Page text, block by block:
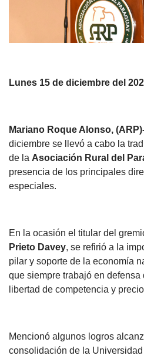
Lunes 15 de diciembre del
Mariano Roque Alonso,
diciembre se llevó a cabo la
de la Asociación Rural del
presencia de los principales
especiales.
En la ocasión el titular del
Prieto Davey, se refirió a la
pilar y soporte de la economía
que siempre trabajó en
libertad de competencia y
Mencionó algunos logros
consolidación de la